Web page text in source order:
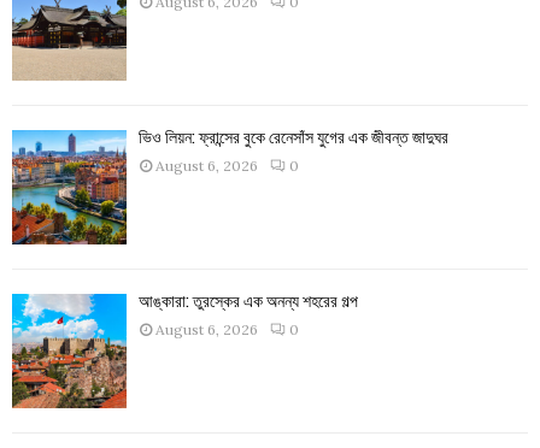
ভিও লিয়ন: ফ্রান্সের বুকে রেনেসাঁস যুগের এক জীবন্ত জাদুঘর
August 6, 2026 0
আঙ্কারা: তুরস্কের এক অনন্য শহরের গল্প
August 6, 2026 0